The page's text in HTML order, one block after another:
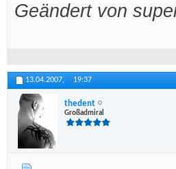
Geändert von
13.04.2007, 19:37
thedent
Großadmiral